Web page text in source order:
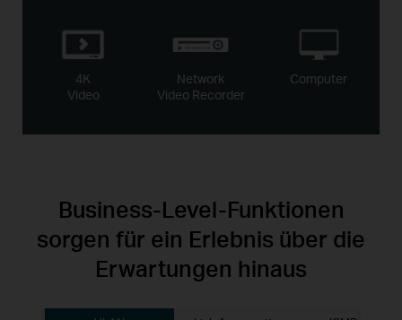
4K
Video
Network
Video Recorder
Computer
Business-Level-Funktionen
sorgen für ein Erlebnis über die
Erwartungen hinaus